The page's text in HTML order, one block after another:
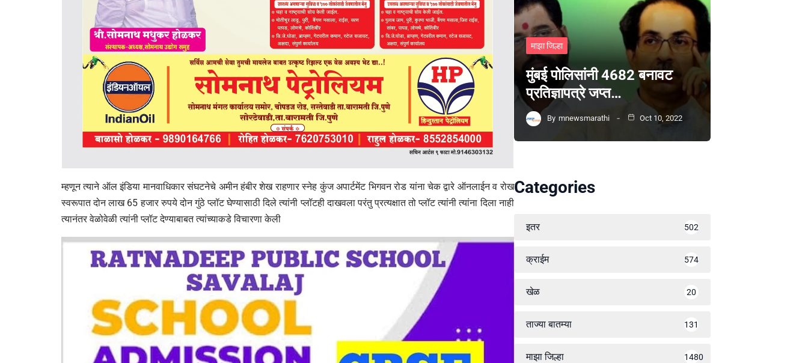
म्हणून त्याने ऑल इंडिया मानवाधिकार संघटनेचे अमीन हंबीर शेख राहणार स्नेह कुंज अपार्टमेंट भिगवन रोड यांना चेक द्वारे ऑनलाईन व रोख
स्वरूपात दोन लाख 65 हजार रुपये दोन गुंठे प्लॉट घेण्यासाठी दिले त्यांनी प्लॉटही दाखवला परंतु प्रत्यक्षात तो प्लॉट त्यांनी त्यांना दिला नाही
त्यानंतर वेळोवेळी त्यांनी प्लॉट देण्याबाबत त्यांच्याकडे विचारणा केली
माझा जिल्हा
मुंबई पोलिसांनी 4682 बनावट
प्रतिज्ञापत्रे जप्त…
By mnewsmarathi Oct 10, 2022
Categories
इतर 502
क्राईम 574
खेळ 20
ताज्या बातम्या 131
माझा जिल्हा 1480